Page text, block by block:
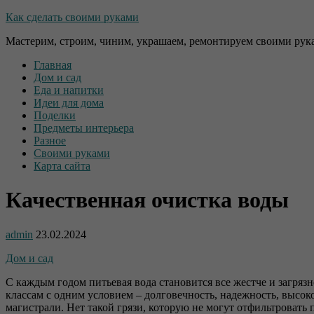
Как сделать своими руками
Мастерим, строим, чиним, украшаем, ремонтируем своими
Главная
Дом и сад
Еда и напитки
Идеи для дома
Поделки
Предметы интерьера
Разное
Своими руками
Карта сайта
Качественная очистка воды
admin 23.02.2024
Дом и сад
С каждым годом питьевая вода становится все жестче и
классам с одним условием – долговечность, надежность,
магистрали. Нет такой грязи, которую не могут